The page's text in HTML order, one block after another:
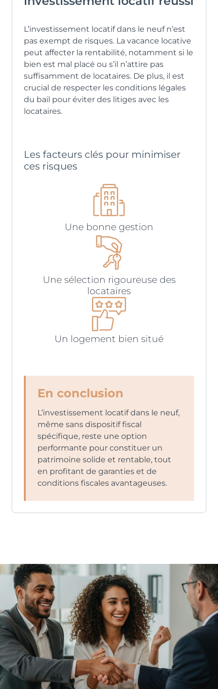
gestionnaire pourrait bien être la solution.
à simplifier, la gestion locative de votre bien
meublé.
Le gestionnaire vous livrera l’appartement
entièrement équipé du mobilier et de la
cuisine, prêt à être loué, conforme au
dispositif LMNP.
Il pourra aussi faciliter les démarches
du suivi des loyers, de l’entretien du
logement, etc.
meublé et facilité de gestion.
L’investissement locatif dans le neuf n’est
pas exempt de risques. La vacance locative
peut affecter la rentabilité, notamment si le
bien est mal placé ou s’il n’attire pas
suffisamment de locataires. De plus, il est
crucial de respecter les conditions légales
du bail pour éviter des litiges avec les
locataires.
Les facteurs clés pour minimiser
ces risques
Une bonne gestion
Une sélection rigoureuse des
locataires
Un logement bien situé
En conclusion
L’investissement locatif dans le neuf,
même sans dispositif fiscal
spécifique, reste une option
performante pour constituer un
patrimoine solide et rentable, tout
en profitant de garanties et de
conditions fiscales avantageuses.